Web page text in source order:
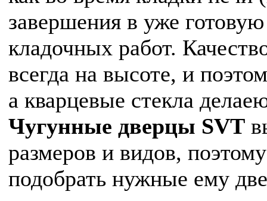
завершения в уже
кладочных работ.
всегда на высоте, и
а кварцевые стекла
Чугунные дверцы SVT
размеров и видов,
подобрать нужные ему